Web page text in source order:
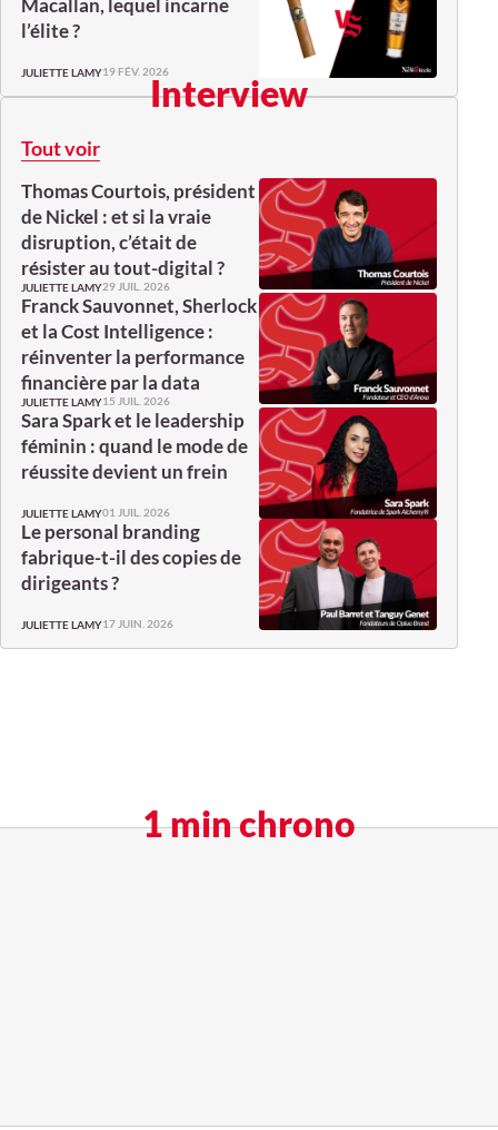
Macallan, lequel incarne
l’élite ?
JULIETTE LAMY19 FÉV. 2026Interview
Tout voir
Thomas Courtois, président
de Nickel : et si la vraie
disruption, c’était de
résister au tout-digital ?
JULIETTE LAMY29 JUIL. 2026
Franck Sauvonnet, Sherlock
et la Cost Intelligence :
réinventer la performance
financière par la data
JULIETTE LAMY15 JUIL. 2026
Sara Spark et le leadership
féminin : quand le mode de
réussite devient un frein
JULIETTE LAMY01 JUIL. 2026
Le personal branding
fabrique-t-il des copies de
dirigeants ?
JULIETTE LAMY17 JUIN. 2026
1 min chrono